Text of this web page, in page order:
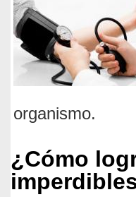
organismo.
¿Cómo